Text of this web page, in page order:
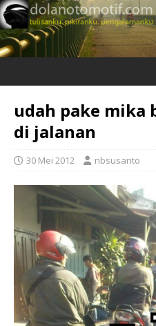
udah pake mika
di jalanan
30 Mei 2012 nbsusanto